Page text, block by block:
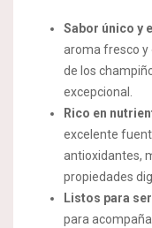
Sabor único y
aroma fresco y
de los
excepcional.
Rico en
excelente
antioxidantes,
propiedades
Listos para
para